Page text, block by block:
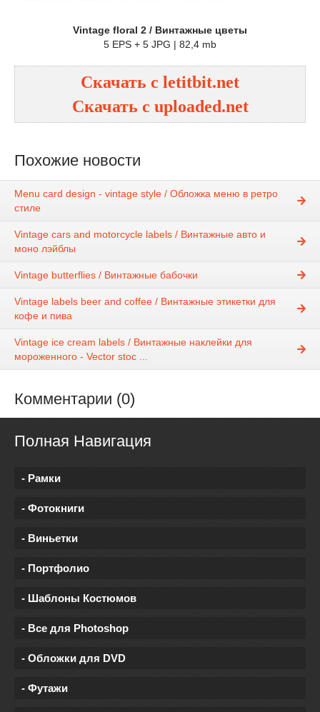
Vintage floral 2 / Винтажные цветы
5 EPS + 5 JPG | 82,4 mb
Скачать с letitbit.net
Скачать с uploaded.net
Похожие новости
Menu card design - vintage style / Обложка меню в ретро
стиле
Vintage cars and motorcycle labels / Винтажные авто и
моно лэйблы
Vintage butterflies / Винтажные бабочки
Vintage labels beer and coffee / Винтажные этикетки для
кофе и пива
Vintage ice cream labels / Винтажные наклейки для
мороженного - Vector stoc ...
Комментарии (0)
Полная Навигация
- Рамки
- Фотокниги
- Виньетки
- Портфолио
- Шаблоны Костюмов
- Все для Photoshop
- Обложки для DVD
- Футажи